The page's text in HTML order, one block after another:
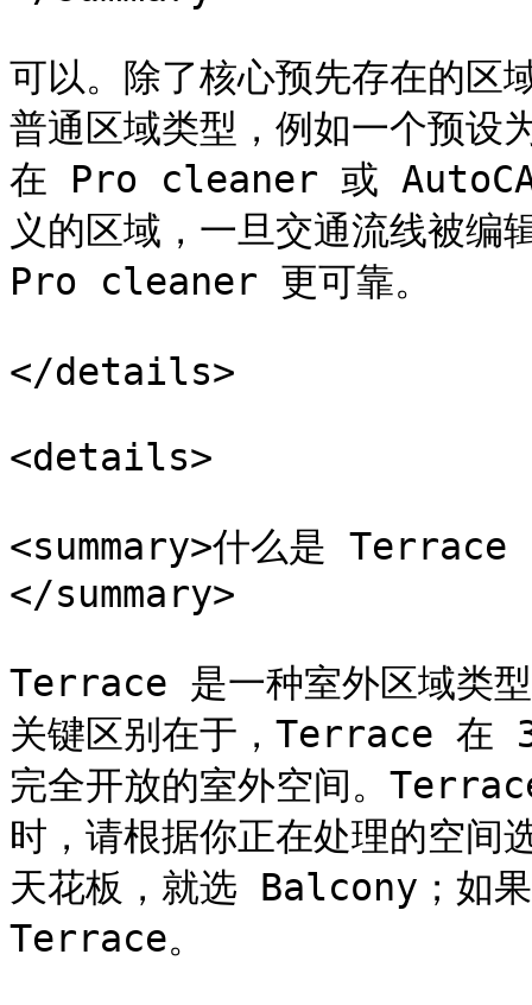
可以。除了核心预先存在的区
普通区域类型，例如一个预
在 Pro cleaner 或
义的区域，一旦交通流线被编
Pro cleaner 更可靠。
</details>
<details>
<summary>什么是 Terrace
</summary>
Terrace 是一种室外区域类
关键区别在于，Terrace 在
完全开放的室外空间。
时，请根据你正在处理的空间
天花板，就选 Balcony；如
Terrace。